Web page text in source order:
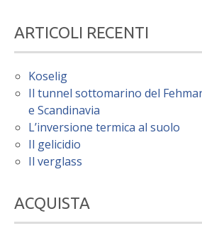
ARTICOLI RECENTI
Koselig
Il tunnel sottomarino del
e Scandinavia
L’inversione termica al suolo
Il gelicidio
Il verglass
ACQUISTA